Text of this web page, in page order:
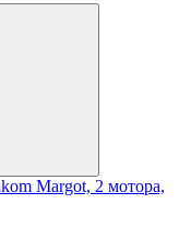
Margot, 2 мотора,